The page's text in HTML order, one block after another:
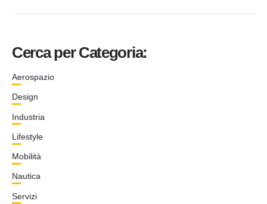
Cerca per Categoria:
Aerospazio
Design
Industria
Lifestyle
Mobilità
Nautica
Servizi